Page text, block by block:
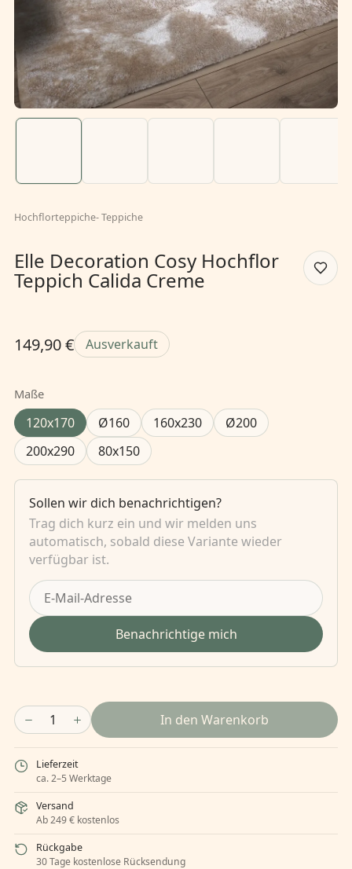
Hochflorteppiche-Teppiche
Elle Decoration Cosy Hochflor
Teppich Calida Creme
149,90 € Ausverkauft
Maße
120x170 Ø160 160x230
Ø200
200x290
80x150
Sollen wir dich benachrichtigen?
Trag dich kurz ein und wir melden uns
automatisch, sobald diese Variante wieder
verfügbar ist.
Benachrichtige mich
1 In den Warenkorb
Lieferzeit
ca. 2–5 Werktage
Versand
Ab 249 € kostenlos
Rückgabe
30 Tage kostenlose Rücksendung